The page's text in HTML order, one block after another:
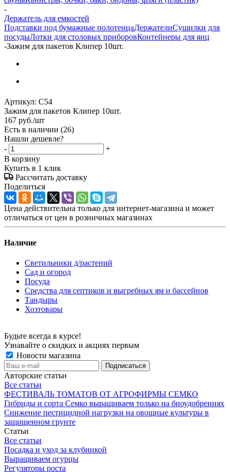
-
Держатель для емкостей
Подставки под бумажные полотенцаДержателиСушилки для
посудыЛотки для столовых приборовКонтейнеры для яиц
-Зажим для пакетов Клипер 10шт.
Артикул: С54
Зажим для пакетов Клипер 10шт.
167 руб./шт
Есть в наличии (26)
Нашли дешевле?
-
+
В корзину
Купить в 1 клик
Рассчитать доставку
Поделиться
Цена действительна только для интернет-магазина и может
отличаться от цен в розничных магазинах
Наличие
Светильники д/растений
Сад и огород
Посуда
Средства для септиков и выгребных ям и бассейнов
Тандыры
Хозтовары
Будьте всегда в курсе!
Узнавайте о скидках и акциях первым
Новости магазина
Авторские статьи
Все статьи
ФЕСТИВАЛЬ ТОМАТОВ ОТ АГРОФИРМЫ СЕМКО
Гибриды и сорта Семко выращиваем только на биоудобрениях
Снижение пестицидной нагрузки на овощные культуры в
защищенном грунте
Статьи
Все статьи
Посадка и уход за клубникой
Выращиваем огурцы
Регуляторы роста